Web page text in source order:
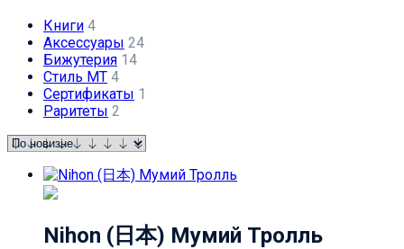
Книги 4
Аксессуары 24
Бижутерия 14
Стиль МТ 4
Сертификаты 1
Раритеты 2
Nihon (日本) Мумий Тролль